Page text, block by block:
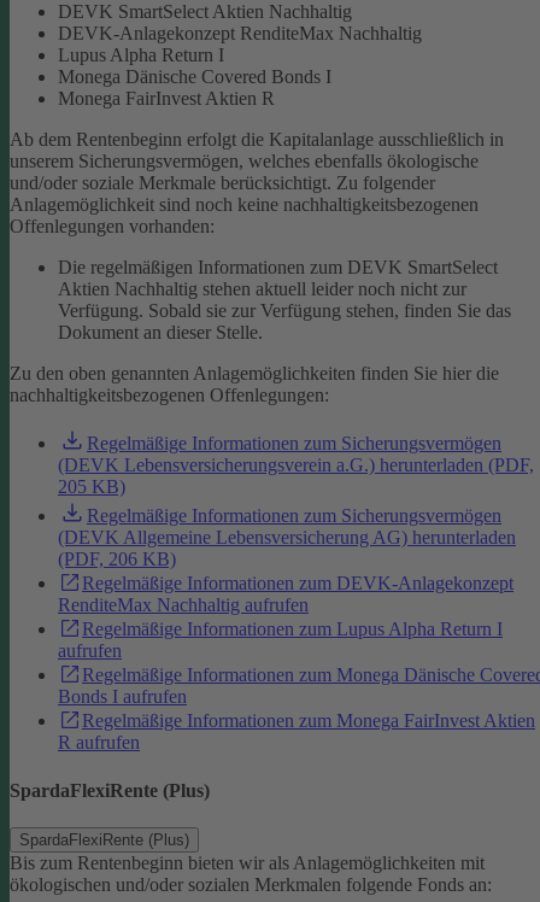
DEVK SmartSelect Aktien Nachhaltig
DEVK-Anlagekonzept RenditeMax Nachhaltig
Lupus Alpha Return I
Monega Dänische Covered Bonds I
Monega FairInvest Aktien R
Ab dem Rentenbeginn erfolgt die Kapitalanlage ausschließlich in
unserem Sicherungsvermögen, welches ebenfalls ökologische
und/oder soziale Merkmale berücksichtigt. Zu folgender
Anlagemöglichkeit sind noch keine nachhaltigkeitsbezogenen
Offenlegungen vorhanden:
Die regelmäßigen Informationen zum DEVK SmartSelect
Aktien Nachhaltig stehen aktuell leider noch nicht zur
Verfügung. Sobald sie zur Verfügung stehen, finden Sie das
Dokument an dieser Stelle.
Zu den oben genannten Anlagemöglichkeiten finden Sie hier die
nachhaltigkeitsbezogenen Offenlegungen:
Regelmäßige Informationen zum Sicherungsvermögen
(DEVK Lebensversicherungsverein a.G.) herunterladen (PDF,
205 KB)
Regelmäßige Informationen zum Sicherungsvermögen
(DEVK Allgemeine Lebensversicherung AG) herunterladen
(PDF, 206 KB)
Regelmäßige Informationen zum DEVK-Anlagekonzept
RenditeMax Nachhaltig aufrufen
Regelmäßige Informationen zum Lupus Alpha Return I
aufrufen
Regelmäßige Informationen zum Monega Dänische
Bonds I aufrufen
Regelmäßige Informationen zum Monega FairInvest Aktien
R aufrufen
SpardaFlexiRente (Plus)
SpardaFlexiRente (Plus)
Bis zum Rentenbeginn bieten wir als Anlagemöglichkeiten mit
ökologischen und/oder sozialen Merkmalen folgende Fonds an: